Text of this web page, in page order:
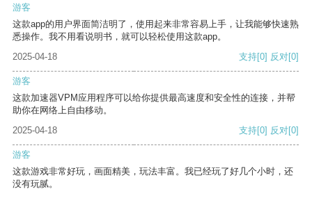
游客
这款app的用户界面简洁明了，使用起来非常容易上手，让我能够快速熟
悉操作。我不用看说明书，就可以轻松使用这款app。
2025-04-18
支持[0] 反对[0]
游客
这款加速器VPM应用程序可以给你提供最高速度和安全性的连接，并帮
助你在网络上自由移动。
2025-04-18
支持[0] 反对[0]
游客
这款游戏非常好玩，画面精美，玩法丰富。我已经玩了好几个小时，还
没有玩腻。